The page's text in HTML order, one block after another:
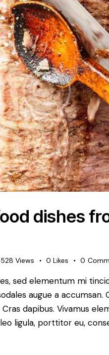
dishes
528 Views 0 Likes 0
sed elementum mi
augue a accumsan.
dapibus. Vivamus
ligula, porttitor eu,